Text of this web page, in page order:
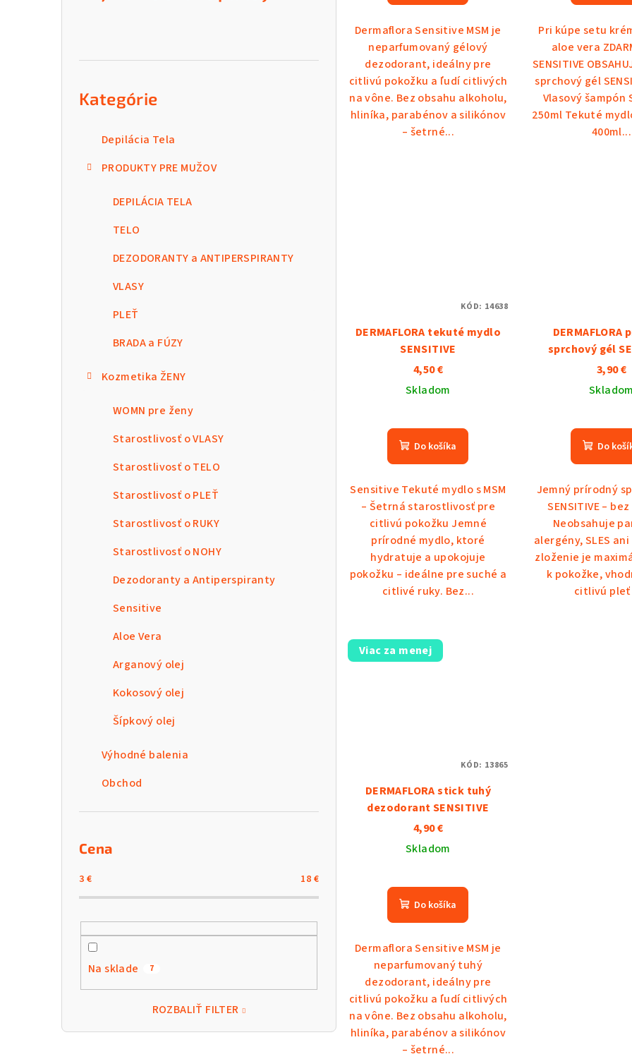
Kategórie
Depilácia Tela
PRODUKTY PRE MUŽOV
DEPILÁCIA TELA
TELO
DEZODORANTY a ANTIPERSPIRANTY
VLASY
PLEŤ
BRADA a FÚZY
Kozmetika ŽENY
WOMN pre ženy
Starostlivosť o VLASY
Starostlivosť o TELO
Starostlivosť o PLEŤ
Starostlivosť o RUKY
Starostlivosť o NOHY
Dezodoranty a Antiperspiranty
Sensitive
Aloe Vera
Arganový olej
Kokosový olej
Šípkový olej
Výhodné balenia
Obchod
Cena
3 € 18 €
Na sklade 7
ROZBALIŤ FILTER
o
v
je
5,0
5
hviezdičiek.
Dermaflora Sensitive MSM je
neparfumovaný gélový
dezodorant, ideálny pre
citlivú pokožku a ľudí citlivých
na vône. Bez obsahu alkoholu,
hliníka, parabénov a silikónov
– šetrné...
Pri kúpe setu
aloe vera
SENSITIVE
sprchový gél
Vlasový šampón
250ml Tekuté
400ml...
DERMAFLORA tekuté mydlo
SENSITIVE
4,50 €
Skladom
Do košíka
Sensitive Tekuté mydlo s MSM
– Šetrná starostlivosť pre
citlivú pokožku Jemné
prírodné mydlo, ktoré
hydratuje a upokojuje
pokožku – ideálne pre suché a
citlivé ruky. Bez...
KÓD: 14638
DERMAFLORA
sprchový gél
3,90 €
Skladom
Do
Jemný prírodný
SENSITIVE –
Neobsahuje
alergény, SLES
zloženie je
k pokožke,
citlivú pleť
Viac za menej
DERMAFLORA stick tuhý
dezodorant SENSITIVE
4,90 €
Skladom
Do košíka
Dermaflora Sensitive MSM je
neparfumovaný tuhý
dezodorant, ideálny pre
citlivú pokožku a ľudí citlivých
na vône. Bez obsahu alkoholu,
hliníka, parabénov a silikónov
– šetrné...
KÓD: 13865